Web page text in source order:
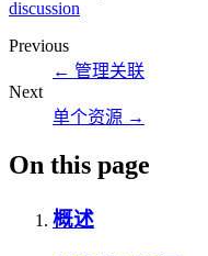
discussion
Previous
← 管理关联
Next
单个资源 →
On this page
概述